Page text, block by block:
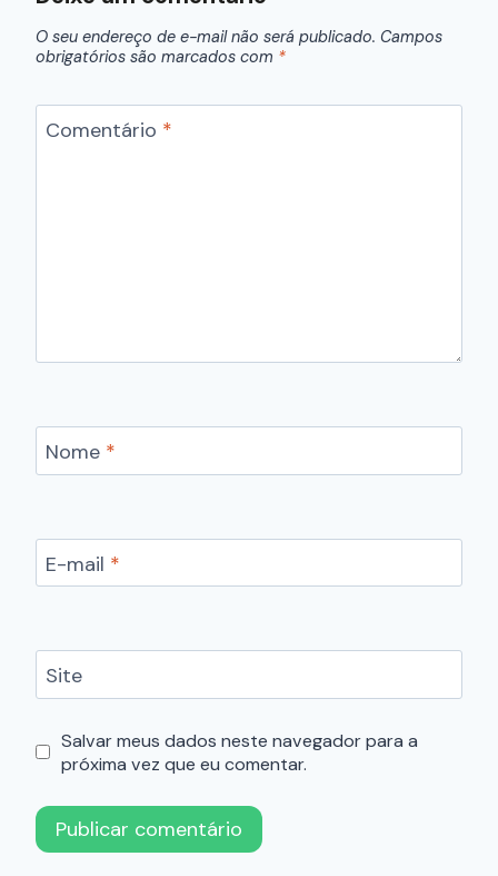
O seu endereço de e-mail não será publicado. Campos
obrigatórios são marcados com *
Comentário *
Nome *
E-mail *
Site
Salvar meus dados neste navegador para a
próxima vez que eu comentar.